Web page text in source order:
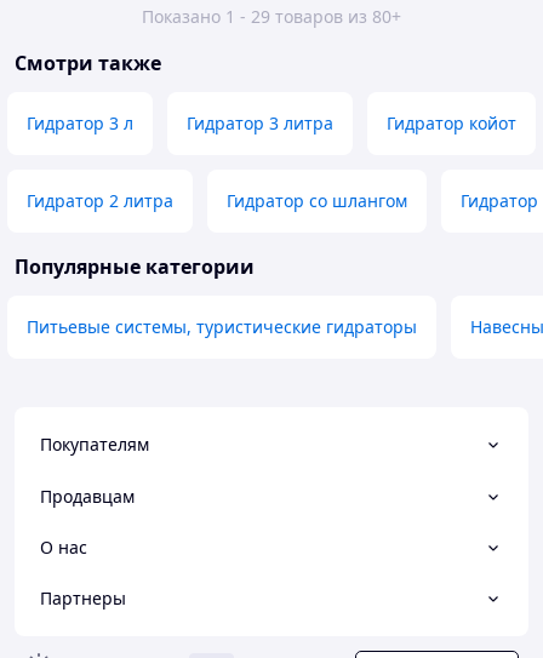
Показано 1 - 29 товаров из 80+
Смотри также
Гидратор 3 л Гидратор 3 литра Гидратор койот
Гидратор 2 литра Гидратор со шлангом
Популярные категории
Питьевые системы, туристические гидраторы
Покупателям
Продавцам
О нас
Партнеры